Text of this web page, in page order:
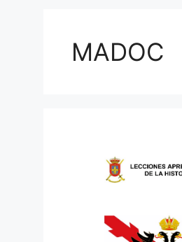
MADOC